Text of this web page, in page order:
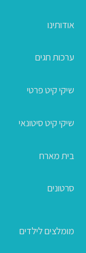
אודותינו
ערכות חגים
שיקי קיט פרטי
שיקי קיט סיטונאי
בית מארח
סרטונים
מומלצים לילדים